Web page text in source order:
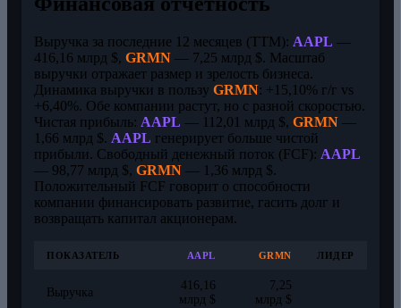
Выручка за последние 12 месяцев (TTM): AAPL —
416,16 млрд $, GRMN — 7,25 млрд $. Масштаб
выручки отражает размер и зрелость бизнеса.
Динамика выручки в пользу GRMN: +15,10% г/г vs
+6,40%. Обе компании растут, но с разной скоростью.
Чистая прибыль: AAPL — 112,01 млрд $, GRMN —
1,66 млрд $. AAPL генерирует больше чистой
прибыли. Свободный денежный поток (FCF): AAPL
— 98,77 млрд $, GRMN — 1,36 млрд $.
Положительный FCF говорит о способности
компании финансировать развитие, гасить долг и
возвращать капитал акционерам.
ПОКАЗАТЕЛЬ AAPL GRMN ЛИДЕР
Выручка
416,16
млрд $
7,25
млрд $